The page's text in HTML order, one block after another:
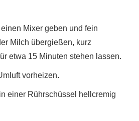
Mixer geben und fein
Milch übergießen, kurz
etwa 15 Minuten stehen lassen.
vorheizen.
einer Rührschüssel hellcremig